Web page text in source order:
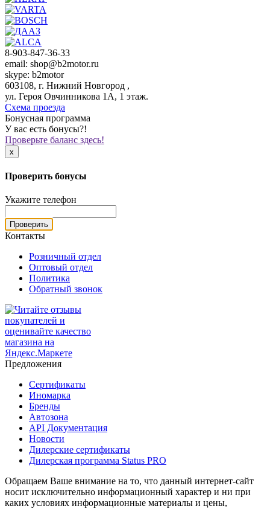
8-903-847-36-33
email: shop@b2motor.ru
skype: b2motor
603108, г. Нижний Новгород ,
ул. Героя Овчинникова 1А, 1 этаж.
Схема проезда
Бонусная программа
У вас есть бонусы?!
Проверьте баланс здесь!
x
Проверить бонусы
Укажите телефон
Проверить
Контакты
Розничный отдел
Оптовый отдел
Политика
Обратный звонок
Предложения
Сертификаты
Иномарка
Бренды
Автозона
API Документация
Новости
Дилерские сертификаты
Дилерская программа Status PRO
Обращаем Ваше внимание на то, что данный интернет-сайт
носит исключительно информационный характер и ни при
каких условиях информационные материалы и цены,